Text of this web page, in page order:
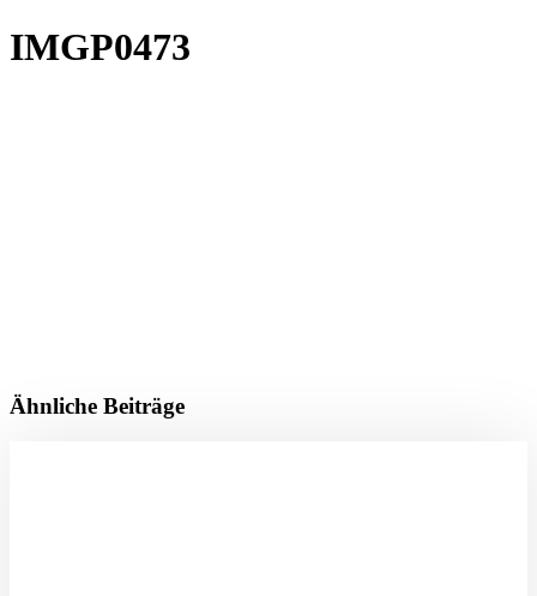
IMGP0473
Ähnliche Beiträge